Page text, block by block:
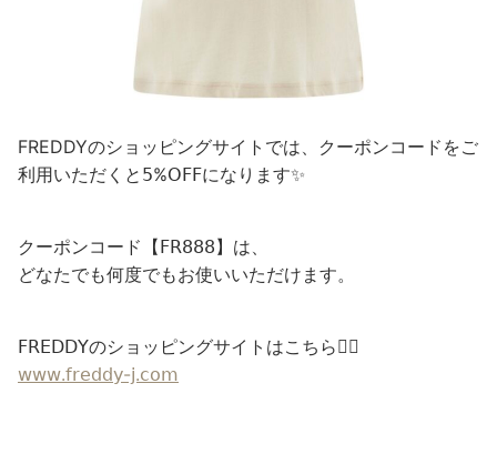
FREDDYのショッピングサイトでは、クーポンコードをご
利用いただくと𝟧%𝖮𝖥𝖥になります✨
クーポンコード【𝖥𝖱𝟪𝟪𝟪】は、
どなたでも何度でもお使いいただけます。
𝖥𝖱𝖤𝖣𝖣𝖸のショッピングサイトはこちら💁‍♀️
𝗐𝗐𝗐.𝖿𝗋𝖾𝖽𝖽𝗒-𝗃.𝖼𝗈𝗆